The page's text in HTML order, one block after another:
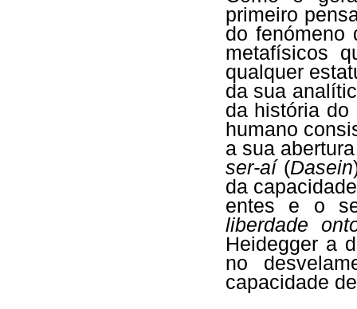
primeiro
do fenómeno
metafísicos
qualquer
da sua
da história do
humano
a sua
ser-aí(Dasein
da
entes e o
liberdade
Heidegger a
no
capacidade